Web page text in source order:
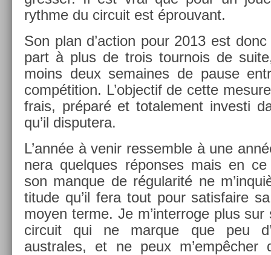
rythme du cir­cuit est épro­uvant.
Son plan d’ac­tion pour 2013 est
part à plus de trois tour­nois de
moins deux semaines de pause
com­péti­tion. L’ob­jectif de cette
frais, préparé et totale­ment in­ves­ti
qu’il dis­putera.
L’année à venir re­ssemble à une
nera quel­ques répon­ses mais en
son man­que de régularité ne
titude qu’il fera tout pour satis­faire
moyen terme. Je m’in­terroge plus
cir­cuit qui ne mar­que que peu
australes, et ne peux m’empêcher